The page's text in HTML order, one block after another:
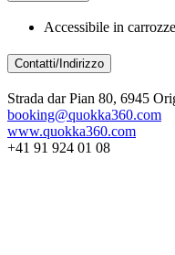
Accessibile in
Contatti/Indirizzo
Strada dar Pian 80, 6945
booking@quokka360.com
www.quokka360.com
+41 91 924 01 08